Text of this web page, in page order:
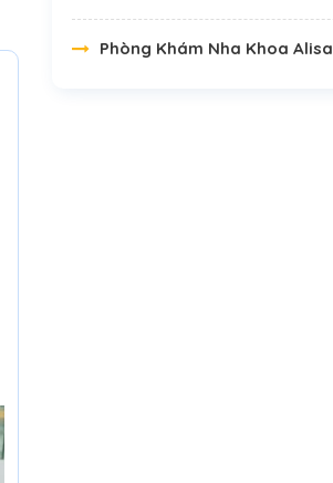
Phòng Khám Nha Khoa Alisa